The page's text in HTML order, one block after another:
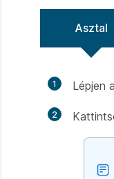
Asztal
1 Lépjen
2